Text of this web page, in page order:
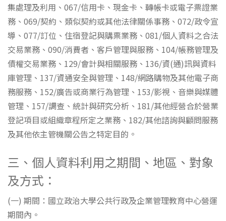
集處理及利用、067/信用卡、現金卡、轉帳卡或電子票證業
務、069/契約、類似契約或其他法律關係事務、072/政令宣
導、077/訂位、住宿登記與購票業務、081/個人資料之合法
交易業務、090/消費者、客戶管理與服務、104/帳務管理及
債權交易業務、129/會計與相關服務、136/資(通)訊與資料
庫管理、137/資通安全與管理、148/網路購物及其他電子商
務服務、152/廣告或商業行為管理、153/影視、音樂與媒體
管理、157/調查、統計與研究分析、181/其他經營合於營業
登記項目或組織章程所定之業務、182/其他諮詢與顧問服務
及其他依主管機關公告之特定目的。
三、個人資料利用之期間、地區、對象
及方式：
(一) 期間：國立政治大學公共行政及企業管理教育中心營運
期間內。